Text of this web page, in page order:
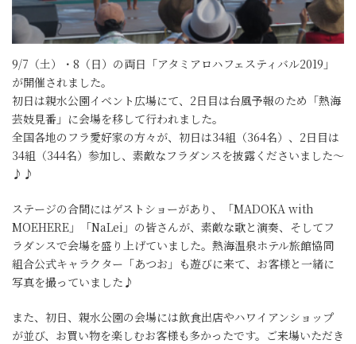
9/7（土）・8（日）の両日「アタミアロハフェスティバル2019」
が開催されました。
初日は親水公園イベント広場にて、2日目は台風予報のため「熱海
芸妓見番」に会場を移して行われました。
全国各地のフラ愛好家の方々が、初日は34組（364名）、2日目は
34組（344名）参加し、素敵なフラダンスを披露くださいました～
♪♪
ステージの合間にはゲストショーがあり、「MADOKA with
MOEHERE」「NaLei」の皆さんが、素敵な歌と演奏、そしてフ
ラダンスで会場を盛り上げていました。熱海温泉ホテル旅館協同
組合公式キャラクター「あつお」も遊びに来て、お客様と一緒に
写真を撮っていました♪
また、初日、親水公園の会場には飲食出店やハワイアンショップ
が並び、お買い物を楽しむお客様も多かったです。ご来場いただき